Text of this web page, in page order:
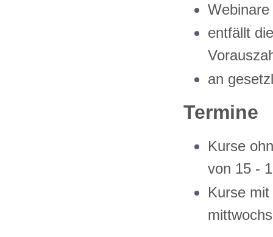
entfällt
an
Termine
Kurse
von 15 -
Kurse
mittwochs